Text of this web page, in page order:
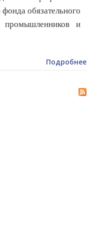
обязательного
промышленников и
Подробнее